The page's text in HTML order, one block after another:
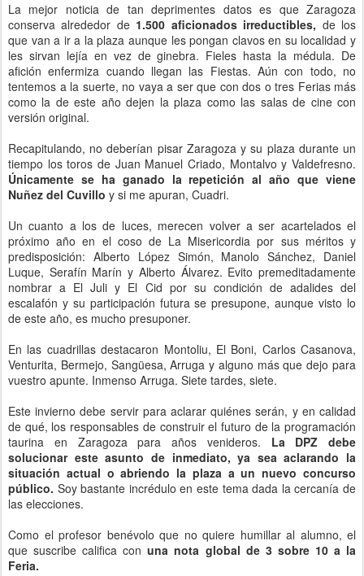
La mejor noticia de tan deprimentes datos es que Zaragoza
conserva alrededor de 1.500 aficionados irreductibles, de los
que van a ir a la plaza aunque les pongan clavos en su localidad y
les sirvan lejía en vez de ginebra. Fieles hasta la médula. De
afición enfermiza cuando llegan las Fiestas. Aún con todo, no
tentemos a la suerte, no vaya a ser que con dos o tres Ferias más
como la de este año dejen la plaza como las salas de cine con
versión original.
Recapitulando, no deberían pisar Zaragoza y su plaza durante un
tiempo los toros de Juan Manuel Criado, Montalvo y Valdefresno.
Únicamente se ha ganado la repetición al año que viene
Nuñez del Cuvillo y si me apuran, Cuadri.
Un cuanto a los de luces, merecen volver a ser acartelados el
próximo año en el coso de La Misericordia por sus méritos y
predisposición: Alberto López Simón, Manolo Sánchez, Daniel
Luque, Serafín Marín y Alberto Álvarez. Evito premeditadamente
nombrar a El Juli y El Cid por su condición de adalides del
escalafón y su participación futura se presupone, aunque visto lo
de este año, es mucho presuponer.
En las cuadrillas destacaron Montoliu, El Boni, Carlos Casanova,
Venturita, Bermejo, Sangüesa, Arruga y alguno más que dejo para
vuestro apunte. Inmenso Arruga. Siete tardes, siete.
Este invierno debe servir para aclarar quiénes serán, y en calidad
de qué, los responsables de construir el futuro de la programación
taurina en Zaragoza para años venideros. La DPZ debe
solucionar este asunto de inmediato, ya sea aclarando la
situación actual o abriendo la plaza a un nuevo concurso
público. Soy bastante incrédulo en este tema dada la cercanía de
las elecciones.
Como el profesor benévolo que no quiere humillar al alumno, el
que suscribe califica conuna nota global de 3 sobre 10 a la
Feria.